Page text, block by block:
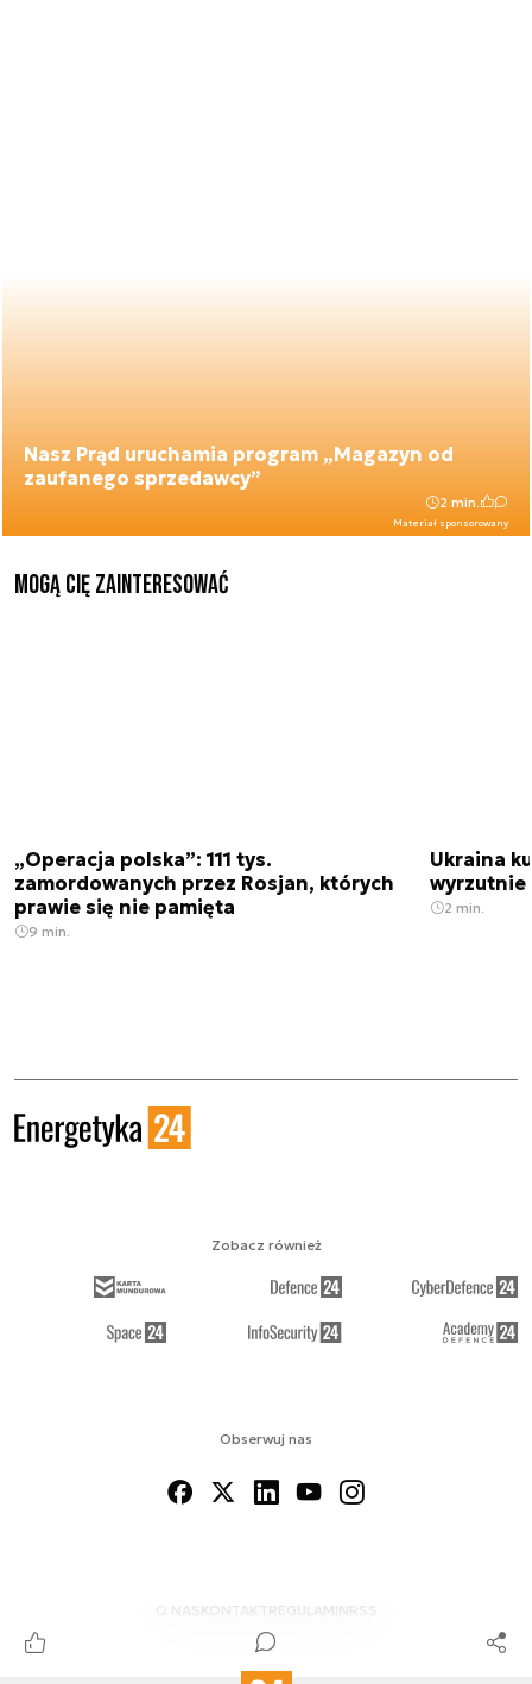
Nasz Prąd uruchamia program „Magazyn od
zaufanego sprzedawcy”
Materiał sponsorowany
2 min.
Mogą Cię zainteresować
„Operacja polska”: 111 tys.
zamordowanych przez Rosjan, których
prawie się nie pamięta
9 min.
Ukraina
wyrzutnie
2 min.
Obserwuj nas
O NAS KONTAKTREGULAMINRSS
Zobacz również